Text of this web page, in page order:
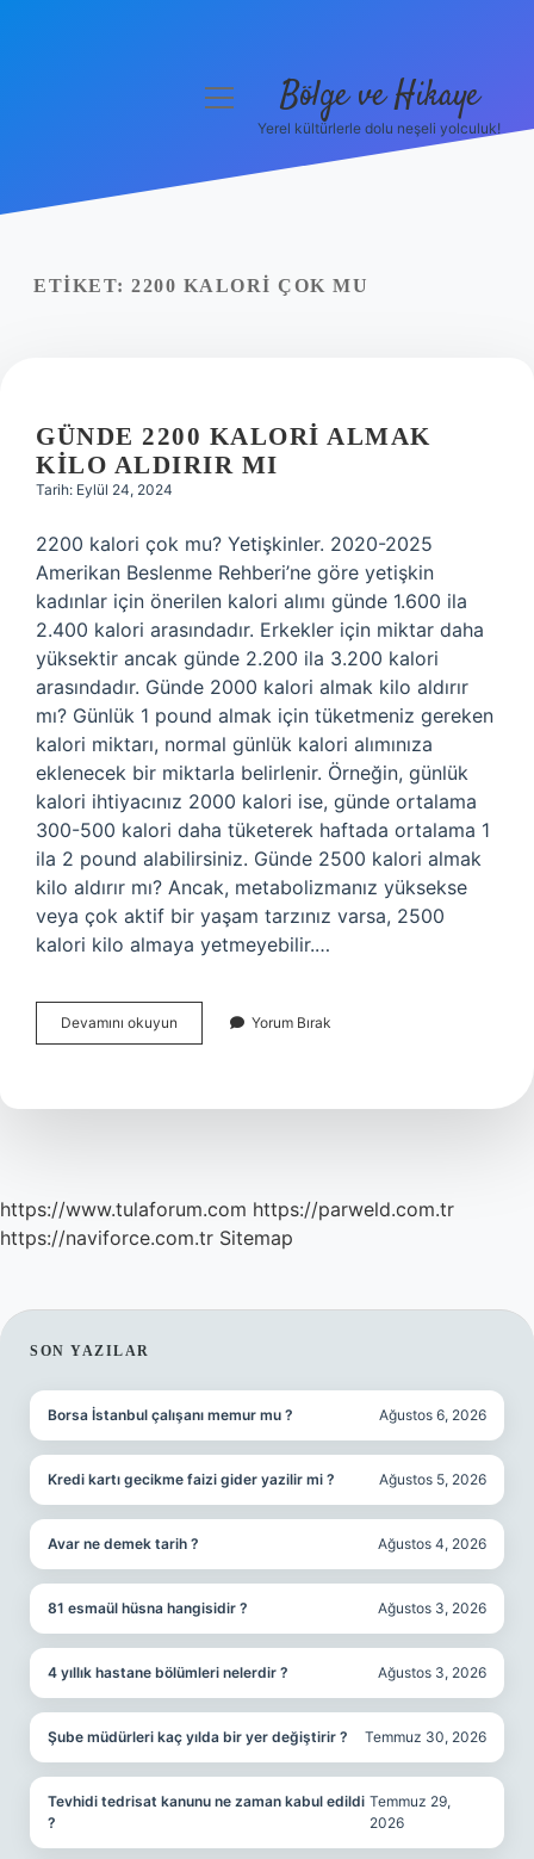
Yasal Uyarı
menüyü
Bölge ve Hikaye
Yerel kültürlerle dolu neşeli yolculuk!
ETIKET: 2200 KALORI ÇOK MU
GÜNDE 2200 KALORI ALMAK
KILO ALDIRIR MI
Tarih: Eylül 24, 2024
2200 kalori çok mu? Yetişkinler. 2020-2025
Amerikan Beslenme Rehberi’ne göre yetişkin
kadınlar için önerilen kalori alımı günde 1.600 ila
2.400 kalori arasındadır. Erkekler için miktar daha
yüksektir ancak günde 2.200 ila 3.200 kalori
arasındadır. Günde 2000 kalori almak kilo aldırır
mı? Günlük 1 pound almak için tüketmeniz gereken
kalori miktarı, normal günlük kalori alımınıza
eklenecek bir miktarla belirlenir. Örneğin, günlük
kalori ihtiyacınız 2000 kalori ise, günde ortalama
300-500 kalori daha tüketerek haftada ortalama 1
ila 2 pound alabilirsiniz. Günde 2500 kalori almak
kilo aldırır mı? Ancak, metabolizmanız yüksekse
veya çok aktif bir yaşam tarzınız varsa, 2500
kalori kilo almaya yetmeyebilir.…
Devamını okuyun
2200
Kilo
Yorum Bırak
https://www.tulaforum.com https://parweld.com.tr
https://naviforce.com.tr Sitemap
SIDEBAR
SON YAZILAR
Borsa İstanbul çalışanı memur mu ? Ağustos 6, 2026
Kredi kartı gecikme faizi gider yazilir mi ? Ağustos 5, 2026
Avar ne demek tarih ? Ağustos 4, 2026
81 esmaül hüsna hangisidir ? Ağustos 3, 2026
4 yıllık hastane bölümleri nelerdir ? Ağustos 3, 2026
Şube müdürleri kaç yılda bir yer değiştirir ? Temmuz 30, 2026
Tevhidi tedrisat kanunu ne zaman kabul edildi
?
Temmuz 29,
2026